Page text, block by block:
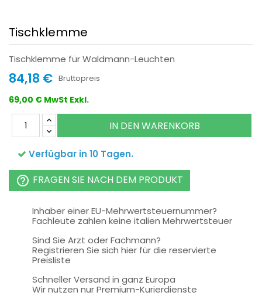
Tischklemme
Tischklemme für Waldmann-Leuchten
84,18 € Bruttopreis
69,00 € MwSt Exkl.
IN DEN WARENKORB
Verfügbar in 10 Tagen.
help_outline FRAGEN SIE NACH DEM PRODUKT
Inhaber einer EU-Mehrwertsteuernummer?
Fachleute zahlen keine italien Mehrwertsteuer
Sind Sie Arzt oder Fachmann?
Registrieren Sie sich hier für die reservierte
Preisliste
Schneller Versand in ganz Europa
Wir nutzen nur Premium-Kurierdienste